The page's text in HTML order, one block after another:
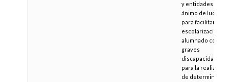
y entidades sin
ánimo de lucro,
para facilitar la
escolarización
alumnado con
graves
discapacidades y
para la
de determinadas